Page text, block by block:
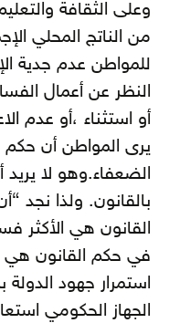
من الناتج المحلي
للمواطن عدم جدية
النظر عن أعمال
أو استثناء ،أو عدم
يرى المواطن أن
الضعفاء.وهو لا
بالقانون. ولذا نجد
القانون هي الأكثر
في حكم القانون هي
استمرار جهود
الجهاز الحكومي